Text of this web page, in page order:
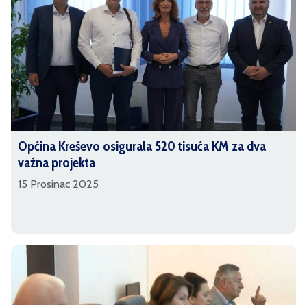
Općina Kreševo osigurala 520 tisuća KM za dva
važna projekta
15 Prosinac 2025